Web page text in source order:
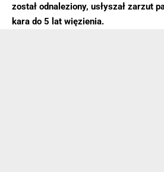
został odnaleziony, usłyszał zarzut
kara do 5 lat więzienia.